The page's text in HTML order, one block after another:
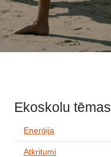
Ekoskolu tēmas
Enerģija
Atkritumi